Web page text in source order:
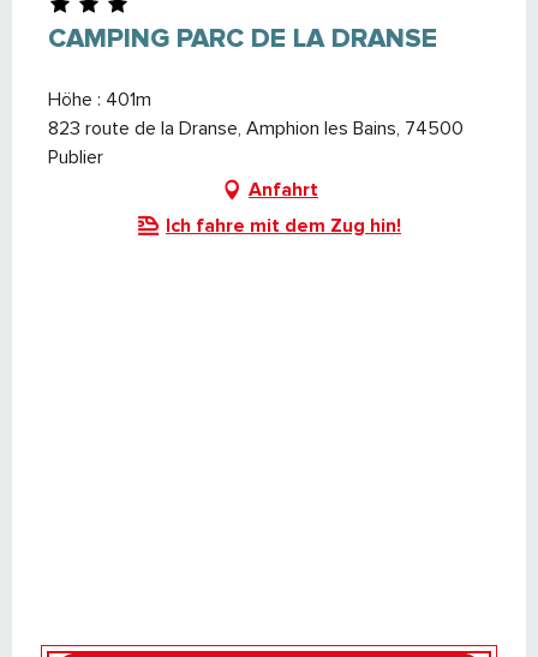
CAMPING PARC DE LA DRANSE
Höhe : 401m
823 route de la Dranse, Amphion les Bains, 74500
Publier
Anfahrt
Ich fahre mit dem Zug hin!